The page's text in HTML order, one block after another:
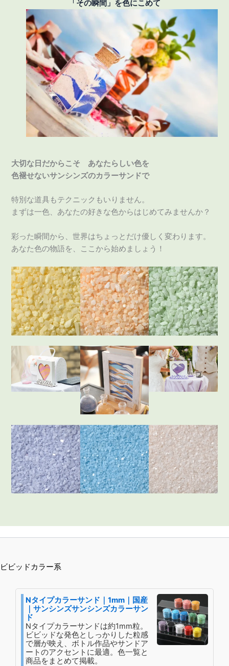
「その瞬間」を色にこめて
大切な日だからこそ あなたらしい色を
色褪せないサンシンズのカラーサンドで
特別な道具もテクニックもいりません。
まずは一色、あなたの好きな色からはじめてみませんか？
彩った瞬間から、世界はちょっとだけ優しく変わります。
あなた色の物語を、ここから始めましょう！
ビビッドカラー系
Nタイプカラーサンド｜1mm｜国産
｜サンシンズサンシンズカラーサン
ド
Nタイプカラーサンドは約1mm粒。
ビビッドな発色としっかりした粒感
で層が映え、ボトル作品やサンドア
ートのアクセントに最適。色一覧と
商品をまとめて掲載。